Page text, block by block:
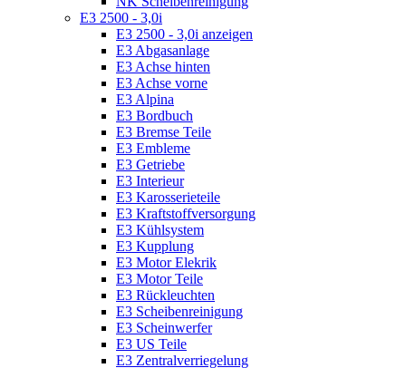
E3 2500 - 3,0i
E3 2500 - 3,0i anzeigen
E3 Abgasanlage
E3 Achse hinten
E3 Achse vorne
E3 Alpina
E3 Bordbuch
E3 Bremse Teile
E3 Embleme
E3 Getriebe
E3 Interieur
E3 Karosserieteile
E3 Kraftstoffversorgung
E3 Kühlsystem
E3 Kupplung
E3 Motor Elekrik
E3 Motor Teile
E3 Rückleuchten
E3 Scheibenreinigung
E3 Scheinwerfer
E3 US Teile
E3 Zentralverriegelung